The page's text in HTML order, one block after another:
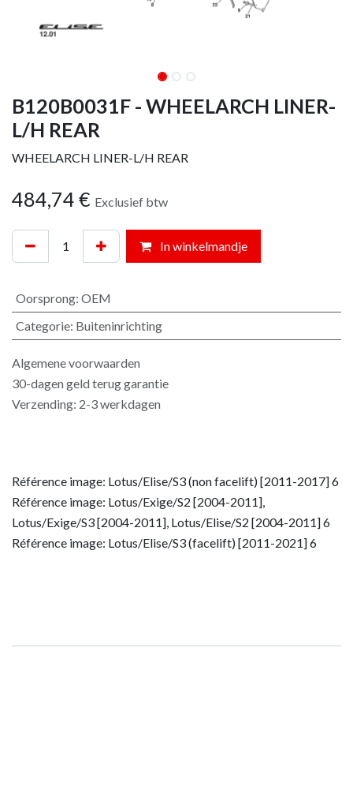
B120B0031F - WHEELARCH LINER-
L/H REAR
WHEELARCH LINER-L/H REAR
484,74 € Exclusief btw
In winkelmandje
Oorsprong: OEM
Categorie: Buiteninrichting
Algemene voorwaarden
30-dagen geld terug garantie
Verzending: 2-3 werkdagen
Référence image: Lotus/Elise/S3 (non facelift) [2011-2017] 6
Référence image: Lotus/Exige/S2 [2004-2011],
Lotus/Exige/S3 [2004-2011], Lotus/Elise/S2 [2004-2011] 6
Référence image: Lotus/Elise/S3 (facelift) [2011-2021] 6